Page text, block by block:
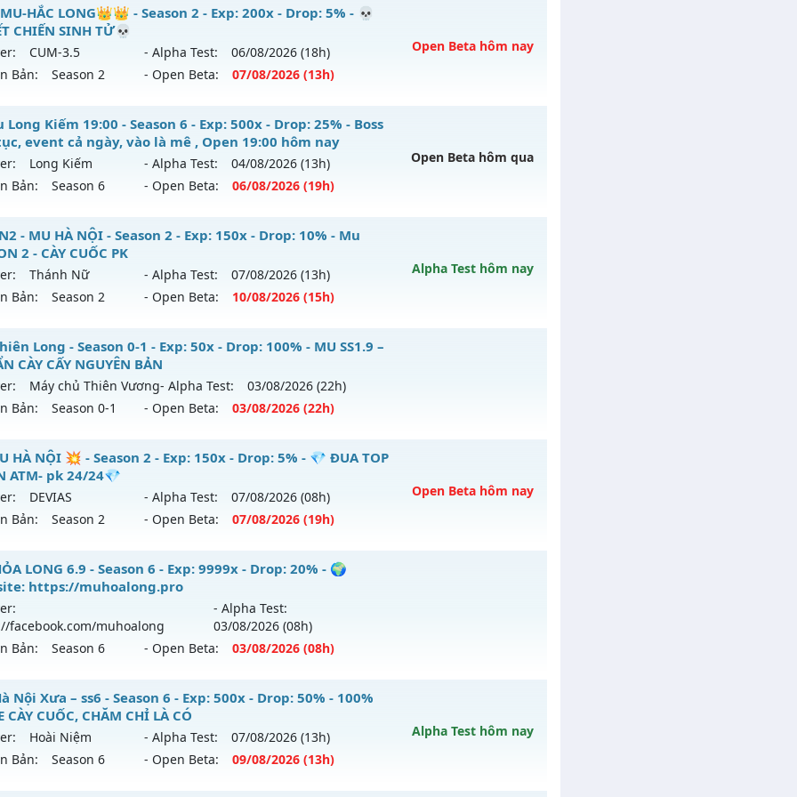
Non Reset
Mu Nguyên bản Webzen
Xshiel
PvP - Giải Trí, Point cố định 55k
mới ra tháng 08 2026 - Mở máy chủHoàng Kim vào 19h ngày 04/08/2626
500x - Drop: 30%
loại: Mu Nguyên bản Webzen
Anti Vip bắt hack tuyệt đối
HẮC LONG👑👑 - Season 2 - Exp: 200x - Drop: 5% - 💀
CHIẾN SINH TỬ💀
CUM-3.5 - Alpha Test: 06/08/2026 (18h)
Bản:
Season 2 - Open Beta: 07/08/2026 (13h)
Open Beta hôm nay
HẮC LONG👑👑 - 💀QUYẾT CHIẾN SINH TỬ💀
mới ra tháng 08 2026 - Mở máy chủCUM-3.5vào 13h ngày 07/08/2626
200x - Drop: 5%
loại: Mu Nguyên bản Webzen
Sharkguard
Long Kiếm 19:00 - Season 6 - Exp: 500x - Drop: 25% - Boss
event cả ngày, vào là mê , Open 19:00 hôm nay
Long Kiếm - Alpha Test: 04/08/2026 (13h)
Bản:
Season 6 - Open Beta: 06/08/2026 (19h)
Open Beta hôm qua
Long Kiếm 19:00 - Boss liên tục, event cả ngày, vào là mê , Open 19:00 hôm
mới ra tháng 08 2026 - Mở máy chủLong Kiếmvào 19h ngày 06/08/2626
reset: Reset In Game
loại: Mu Nguyên bản Webzen
VIP SHIELD
- MU HÀ NỘI - Season 2 - Exp: 150x - Drop: 10% - Mu
2 - CÀY CUỐC PK
Thánh Nữ - Alpha Test: 07/08/2026 (13h)
Bản:
Season 2 - Open Beta: 10/08/2026 (15h)
Alpha Test hôm nay
- MU HÀ NỘI - Mu SEASON 2 - CÀY CUỐC PK
mới ra tháng 08 2026 - Mở máy chủThánh Nữvào 15h ngày 10/08/2626
150x - Drop: 10%
loại: Mu Nguyên bản Webzen
IGMU.DEV
Long - Season 0-1 - Exp: 50x - Drop: 100% - MU SS1.9 –
CÀY CẤY NGUYÊN BẢN
Máy chủ Thiên Vương- Alpha Test: 03/08/2026 (22h)
Bản:
Season 0-1 - Open Beta: 03/08/2026 (22h)
Long - MU SS1.9 –CHUẨN CÀY CẤY NGUYÊN BẢN
mới ra tháng 08 2026 - Mở máy chủMáy chủ Thiên Vương
vào 22h ngày
2626
reset: Reset In Game
loại: Mu Nguyên bản Webzen
Gameguard
HÀ NỘI 💥 - Season 2 - Exp: 150x - Drop: 5% - 💎 ĐUA TOP
ATM- pk 24/24💎
DEVIAS - Alpha Test: 07/08/2026 (08h)
Bản:
Season 2 - Open Beta: 07/08/2026 (19h)
Open Beta hôm nay
MU HÀ NỘI 💥 - 💎 ĐUA TOP NHẬN ATM- pk 24/24💎
mới ra tháng 08 2026 - Mở máy chủ
DEVIAS
150x - Drop: 5%
loại: Mu Nguyên bản Webzen
BDCAM
LONG 6.9 - Season 6 - Exp: 9999x - Drop: 20% - 🌍
https://muhoalong.pro
facebook.com/muhoalong
- Alpha Test:
03/08/2026 (08h)
Bản:
Season 6 - Open Beta: 03/08/2026 (08h)
LONG 6.9 - 🌍 Website: https://muhoalong.pro
ra tháng 08 2026 - Mở máy chủ https://facebook.com/muhoalong vào 08h
03/08/2626
Nội Xưa – ss6 - Season 6 - Exp: 500x - Drop: 50% - 100%
CÀY CUỐC, CHĂM CHỈ LÀ CÓ
Hoài Niệm - Alpha Test: 07/08/2026 (13h)
Bản:
Season 6 - Open Beta: 09/08/2026 (13h)
Alpha Test hôm nay